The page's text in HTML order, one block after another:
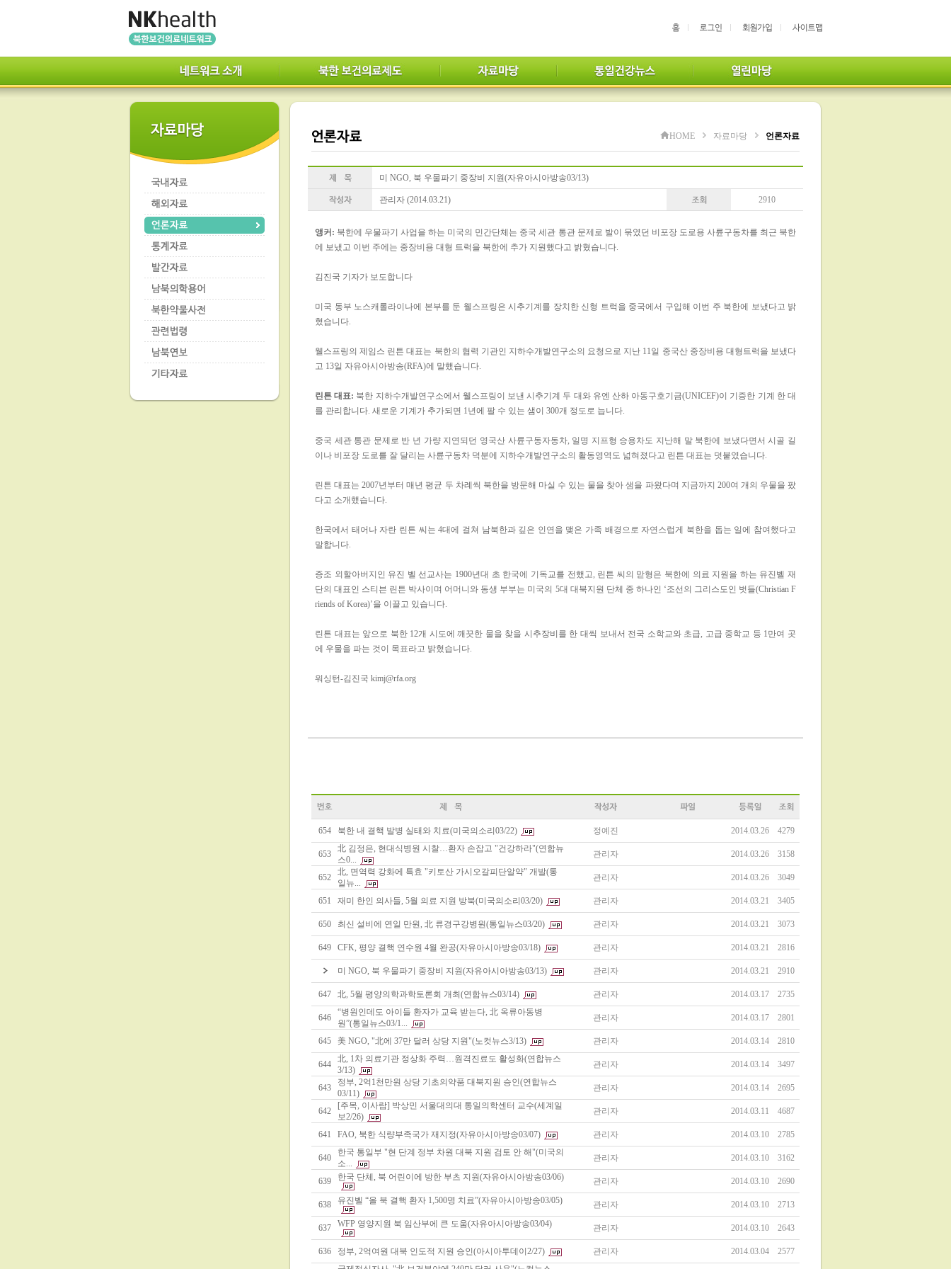
HOME 자료마당 언론자료
미 NGO, 북 우물파기 중장비 지원(자유아시아방송03/13)
관리자 (2014.03.21) 2910
앵커 : 북한에 우물파기 사업을 하는 미국의 민간단체는 중국 세관 통관 문제로 발이 묶였던 비포장 도로용 사륜구동차를 최근 북한
에 보냈고 이번 주에는 중장비용 대형 트럭을 북한에 추가 지원했다고 밝혔습니다.
김진국 기자가 보도합니다
미국 동부 노스캐롤라이나에 본부를 둔 웰스프링은 시추기계를 장치한 신형 트럭을 중국에서 구입해 이번 주 북한에 보냈다고 밝
혔습니다.
웰스프링의 제임스 린튼 대표는 북한의 협력 기관인 지하수개발연구소의 요청으로 지난 11일 중국산 중장비용 대형트럭을 보냈다
고 13일 자유아시아방송(RFA)에 말했습니다.
린튼 대표: 북한 지하수개발연구소에서 웰스프링이 보낸 시추기계 두 대와 유엔 산하 아동구호기금(UNICEF)이 기증한 기계 한 대
를 관리합니다. 새로운 기계가 추가되면 1년에 팔 수 있는 샘이 300개 정도로 늡니다.
중국 세관 통관 문제로 반 년 가량 지연되던 영국산 사륜구동자동차, 일명 지프형 승용차도 지난해 말 북한에 보냈다면서 시골 길
이나 비포장 도로를 잘 달리는 사륜구동차 덕분에 지하수개발연구소의 활동영역도 넓혀졌다고 린튼 대표는 덧붙였습니다.
린튼 대표는 2007년부터 매년 평균 두 차례씩 북한을 방문해 마실 수 있는 물을 찾아 샘을 파왔다며 지금까지 200여 개의 우물을 팠
다고 소개했습니다.
한국에서 태어나 자란 린튼 씨는 4대에 걸쳐 남북한과 깊은 인연을 맺은 가족 배경으로 자연스럽게 북한을 돕는 일에 참여했다고
말합니다.
증조 외할아버지인 유진 벨 선교사는 1900년대 초 한국에 기독교를 전했고, 린튼 씨의 맏형은 북한에 의료 지원을 하는 유진벨 재
단의 대표인 스티븐 린튼 박사이며 어머니와 동생 부부는 미국의 5대 대북지원 단체 중 하나인 ‘조선의 그리스도인 벗들(Christian F
riends of Korea)’을 이끌고 있습니다.
린튼 대표는 앞으로 북한 12개 시도에 깨끗한 물을 찾을 시추장비를 한 대씩 보내서 전국 소학교와 초급, 고급 중학교 등 1만여 곳
에 우물을 파는 것이 목표라고 밝혔습니다.
워싱턴-김진국 kimj@rfa.org
654 북한 내 결핵 발병 실태와 치료(미국의소리03/22) 정예진 2014.03.26 4279
653
北 김정은, 현대식병원 시찰…환자 손잡고 "건강하라"(연합뉴
스0...
관리자 2014.03.26 3158
652
北, 면역력 강화에 특효 "키토산 가시오갈피단알약" 개발(통
일뉴...
관리자 2014.03.26 3049
651 재미 한인 의사들, 5월 의료 지원 방북(미국의소리03/20) 관리자 2014.03.21 3405
650 최신 설비에 연일 만원, 北 류경구강병원(통일뉴스03/20) 관리자 2014.03.21 3073
649 CFK, 평양 결핵 연수원 4월 완공(자유아시아방송03/18) 관리자 2014.03.21 2816
미 NGO, 북 우물파기 중장비 지원(자유아시아방송03/13) 관리자 2014.03.21 2910
647 北, 5월 평양의학과학토론회 개최(연합뉴스03/14) 관리자 2014.03.17 2735
646
“병원인데도 아이들 환자가 교육 받는다, 北 옥류아동병
원”(통일뉴스03/1...
관리자 2014.03.17 2801
645 美 NGO, "北에 37만 달러 상당 지원"(노컷뉴스3/13) 관리자 2014.03.14 2810
644
北, 1차 의료기관 정상화 주력…원격진료도 활성화(연합뉴스
3/13)
관리자 2014.03.14 3497
643
정부, 2억1천만원 상당 기초의약품 대북지원 승인(연합뉴스
03/11)
관리자 2014.03.14 2695
642
[주목, 이사람] 박상민 서울대의대 통일의학센터 교수(세계일
보2/26)
관리자 2014.03.11 4687
641 FAO, 북한 식량부족국가 재지정(자유아시아방송03/07) 관리자 2014.03.10 2785
640
한국 통일부 "현 단계 정부 차원 대북 지원 검토 안 해"(미국의
소...
관리자 2014.03.10 3162
639 한국 단체, 북 어린이에 방한 부츠 지원(자유아시아방송03/06) 관리자 2014.03.10 2690
638 유진벨 “올 북 결핵 환자 1,500명 치료”(자유아시아방송03/05) 관리자 2014.03.10 2713
637 WFP 영양지원 북 임산부에 큰 도움(자유아시아방송03/04) 관리자 2014.03.10 2643
636 정부, 2억여원 대북 인도적 지원 승인(아시아투데이2/27) 관리자 2014.03.04
2577